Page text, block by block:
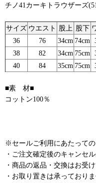
チノ41カーキトラウザーズ
サイズ ウエスト 股上 股下
36
76 34cm 74cm
38
82 34cm 75cm
40
84 35cm 75cm
■素 材■
コットン100％
※セールご利用にあたって
・ご注文確定後のキャンセ
・商品の返品・交換はお受け
・お取り置きは承っておりま